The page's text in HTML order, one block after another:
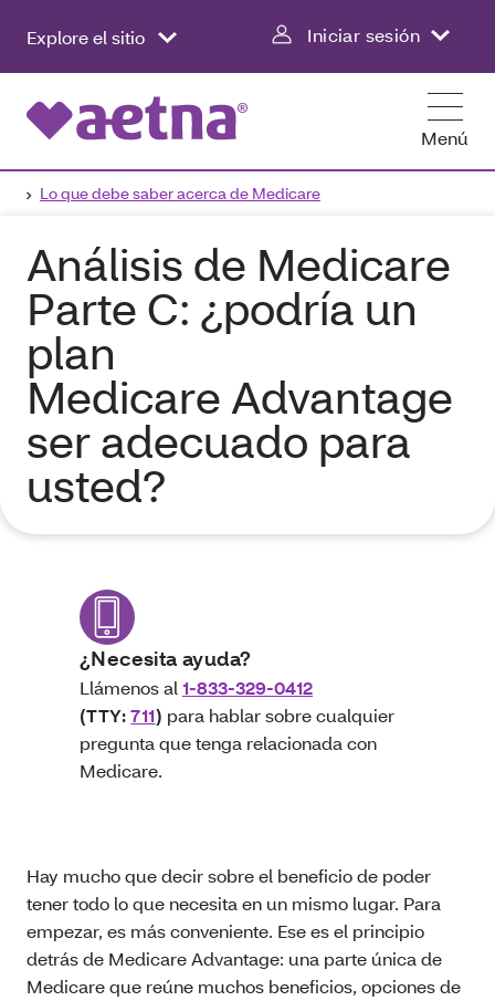
Explore el sitio Iniciar sesión
Menú
Lo que debe saber acerca de Medicare
Análisis de Medicare
Parte C: ¿podría un
plan
Medicare Advantage
ser adecuado para
usted?
¿Necesita ayuda?
Llámenos al 1-833-329-0412
(TTY:711) para hablar sobre cualquier
pregunta que tenga relacionada con
Medicare.
Hay mucho que decir sobre el beneficio de poder
tener todo lo que necesita en un mismo lugar. Para
empezar, es más conveniente. Ese es el principio
detrás de Medicare Advantage: una parte única de
Medicare que reúne muchos beneficios, opciones de